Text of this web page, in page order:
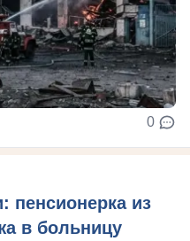
0
пенсионерка из
в больницу